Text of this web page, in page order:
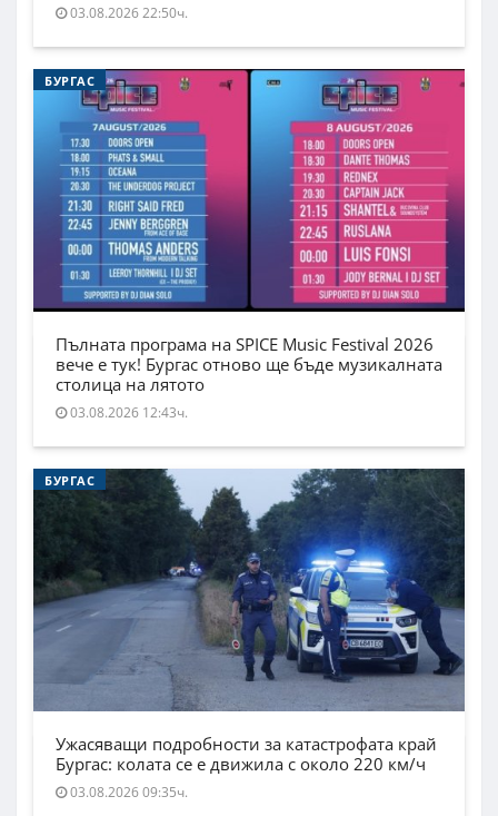
03.08.2026 22:50ч.
БУРГАС
Пълната програма на SPICE Music Festival 2026
вече е тук! Бургас отново ще бъде музикалната
столица на лятото
03.08.2026 12:43ч.
БУРГАС
Ужасяващи подробности за катастрофата край
Бургас: колата се е движила с около 220 км/ч
03.08.2026 09:35ч.